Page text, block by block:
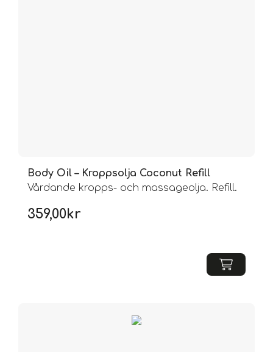
Body Oil – Kroppsolja Coconut Refill
Vårdande kropps- och massageolja. Refill.
359,00kr